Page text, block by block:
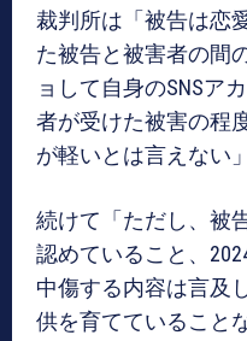
裁判所は「被告は恋
た被告と被害者の間
ョして自身のSNSア
者が受けた被害の程
が軽いとは言えない
続けて「ただし、被
認めていること、
中傷する内容は言及
供を育てていること